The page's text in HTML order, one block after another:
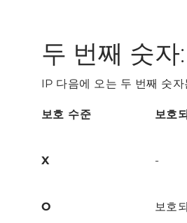
두 번째 숫
IP 다음에 오는 두 번째 숫
보호 수준 보호
X -
O 보호